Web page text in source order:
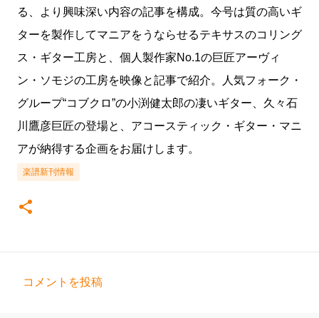
る、より興味深い内容の記事を構成。今号は質の高いギ
ターを製作してマニアをうならせるテキサスのコリング
ス・ギター工房と、個人製作家No.1の巨匠アーヴィ
ン・ソモジの工房を映像と記事で紹介。人気フォーク・
グループ“コブクロ”の小渕健太郎の凄いギター、久々石
川鷹彦巨匠の登場と、アコースティック・ギター・マニ
アが納得する企画をお届けします。
楽譜新刊情報
コメントを投稿